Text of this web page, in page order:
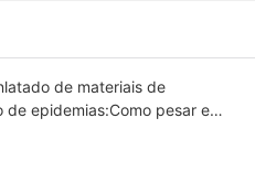
de materiais de
de epidemias:Como pesar e